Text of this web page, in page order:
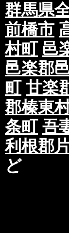
群馬県
前橋市
村町 邑
邑楽郡
町 甘楽
郡榛東
条町 吾
利根郡
ど